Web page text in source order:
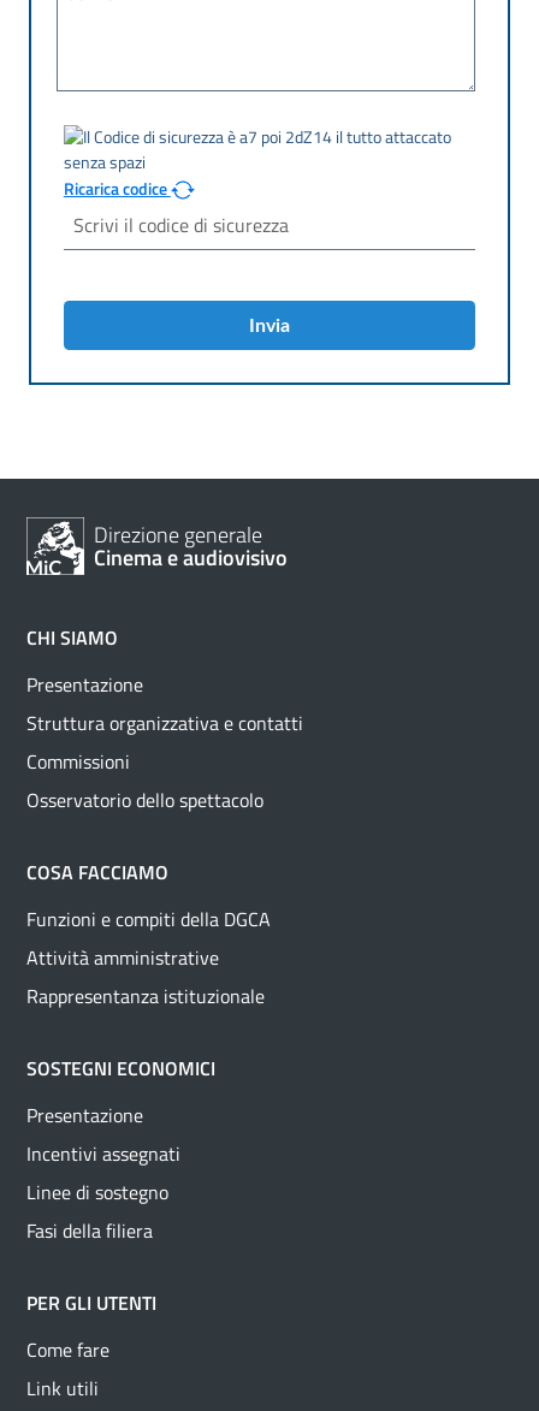
Ricarica codice
Invia
Direzione generale
Cinema e audiovisivo
CHI SIAMO
Presentazione
Struttura organizzativa e contatti
Commissioni
Osservatorio dello spettacolo
COSA FACCIAMO
Funzioni e compiti della DGCA
Attività amministrative
Rappresentanza istituzionale
SOSTEGNI ECONOMICI
Presentazione
Incentivi assegnati
Linee di sostegno
Fasi della filiera
PER GLI UTENTI
Come fare
Link utili